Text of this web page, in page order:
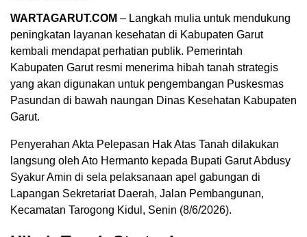
WARTAGARUT.COM – Langkah mulia untuk mendukung
peningkatan layanan kesehatan di Kabupaten Garut
kembali mendapat perhatian publik. Pemerintah
Kabupaten Garut resmi menerima hibah tanah strategis
yang akan digunakan untuk pengembangan Puskesmas
Pasundan di bawah naungan Dinas Kesehatan Kabupaten
Garut.
Penyerahan Akta Pelepasan Hak Atas Tanah dilakukan
langsung oleh Ato Hermanto kepada Bupati Garut Abdusy
Syakur Amin di sela pelaksanaan apel gabungan di
Lapangan Sekretariat Daerah, Jalan Pembangunan,
Kecamatan Tarogong Kidul, Senin (8/6/2026).